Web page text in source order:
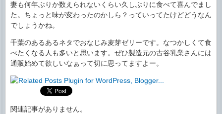
妻も何年ぶりか数えられないくらい久しぶりに食べて喜んでまし
た。ちょっと味が変わったのかしら？っていってたけどどうなん
でしょうかね。
千葉のあるあるネタでおなじみ麦芽ゼリーです。なつかしくて食
べたくなる人も多いと思います。ぜひ製造元の古谷乳業さんには
通販始めて欲しいなぁって切に思ってますよー。
関連記事がありません。